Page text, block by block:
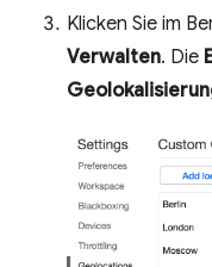
Klicken Sie im
Verwalten. Die